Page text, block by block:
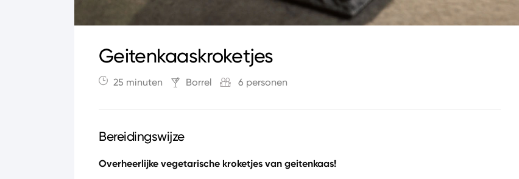
Geitenkaaskroketjes
25 minuten Borrel 6 personen
Bereidingswijze
Overheerlijke vegetarische kroketjes van geitenkaas!